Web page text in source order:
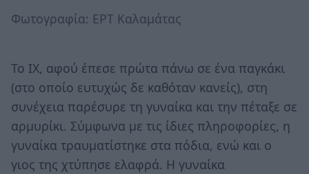
Φωτογραφία: ΕΡΤ Καλαμάτας
Το ΙΧ, αφού έπεσε πρώτα πάνω σε ένα παγκάκι
(στο οποίο ευτυχώς δε καθόταν κανείς), στη
συνέχεια παρέσυρε τη γυναίκα και την πέταξε σε
αρμυρίκι. Σύμφωνα με τις ίδιες πληροφορίες, η
γυναίκα τραυματίστηκε στα πόδια, ενώ και ο
γιος της χτύπησε ελαφρά. Η γυναίκα